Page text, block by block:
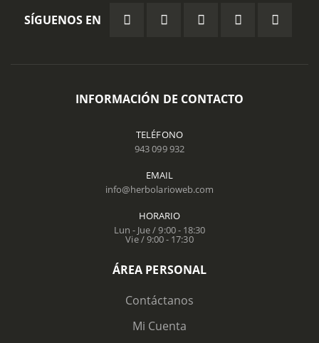
SÍGUENOS EN
INFORMACIÓN DE CONTACTO
TELÉFONO
943 099 932
EMAIL
info@herbolarioweb.com
HORARIO
Lun - Jue / 9:00 - 18:30
Vie / 9:00 - 17:30
ÁREA PERSONAL
Contáctanos
Mi Cuenta